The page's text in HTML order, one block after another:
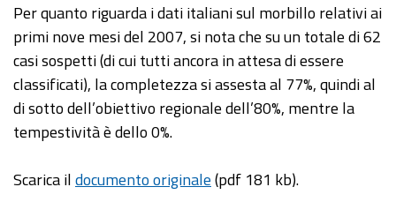
Per quanto riguarda i dati italiani sul morbillo relativi ai
primi nove mesi del 2007, si nota che su un totale di 62
casi sospetti (di cui tutti ancora in attesa di essere
classificati), la completezza si assesta al 77%, quindi al
di sotto dell’obiettivo regionale dell’80%, mentre la
tempestività è dello 0%.
Scarica ildocumento originale(pdf 181 kb).